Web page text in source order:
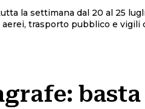
la settimana dal 20 al 25
trasporto pubblico e vigili
basta